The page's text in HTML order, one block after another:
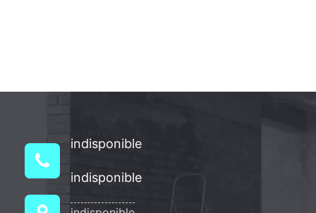
indisponible
indisponible